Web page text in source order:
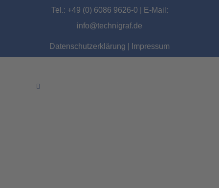
Tel.: +49 (0) 6086 9626-0 | E-Mail:
info@technigraf.de
Datenschutzerklärung Impressum